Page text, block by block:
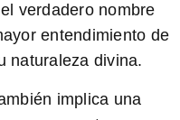
verdadero nombre
entendimiento de
naturaleza divina.
implica una